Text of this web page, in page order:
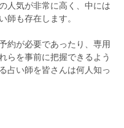
人気が非常に高く、中には
師も存在します。
約が必要であったり、専用
らを事前に把握できるよう
占い師を皆さんは何人知っ